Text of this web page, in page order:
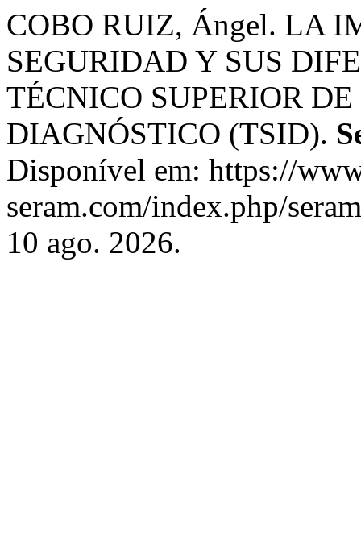
COBO RUIZ, Ángel. LA
SEGURIDAD Y SUS
TÉCNICO SUPERIOR
DIAGNÓSTICO (TSID).
Disponível em: https://
seram.com/index.php/
10 ago. 2026.